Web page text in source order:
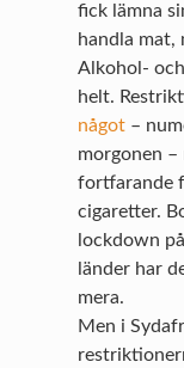
fick lämna
handla mat,
Alkohol-
helt.
något –
morgonen –
fortfarande
cigaretter.
lockdown
länder har
mera.
Men i